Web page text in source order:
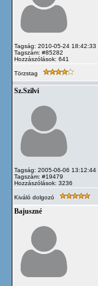
Tagság: 2010-05-24 18:42:33
Tagszám: #85282
Hozzászólások: 641
Törzstag
Sz.Szilvi
Tagság: 2005-06-06 13:12:44
Tagszám: #19479
Hozzászólások: 3236
Kiváló dolgozó
Bajuszné